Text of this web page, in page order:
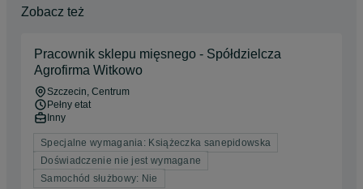
Zobacz też
Pracownik sklepu mięsnego - Spółdzielcza
Agrofirma Witkowo
Szczecin, Centrum
Pełny etat
Inny
Specjalne wymagania: Książeczka sanepidowska
Doświadczenie nie jest wymagane
Samochód służbowy: Nie